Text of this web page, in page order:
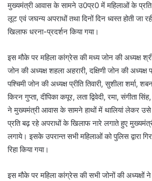
मुख्यमंत्री आवास के सामने उ0प्र0 में महिलाओं के प्रति
लूट एवं जघन्य अपराधों तथा दिनों दिन ध्वस्त होती जा
खिलाफ धरना-प्रदर्शन किया गया।
इस मौके पर महिला कांग्रेस की मध्य जोन की अध्यक्ष
जोन की अध्यक्ष शहला अहरारी, दक्षिणी जोन की
पश्चिमी जोन की अध्यक्ष प्रीति तिवारी, सुशीला शर्मा,
किरन गुप्ता, दीपिका कपूर, लता द्विवेदी, रमा, संगीता
ने मुख्यमंत्री आवास के सामने हाथों में थालियां लेकर
प्रति बढ़ रहे अपराधों के खिलाफ नारे लगाते हुए
लगाये। इसके उपरान्त सभी महिलाओं को पुलिस द्वारा
रिहा किया गया।
इस मौके पर महिला कांग्रेस की सभी जोनों की अध्यक्षों